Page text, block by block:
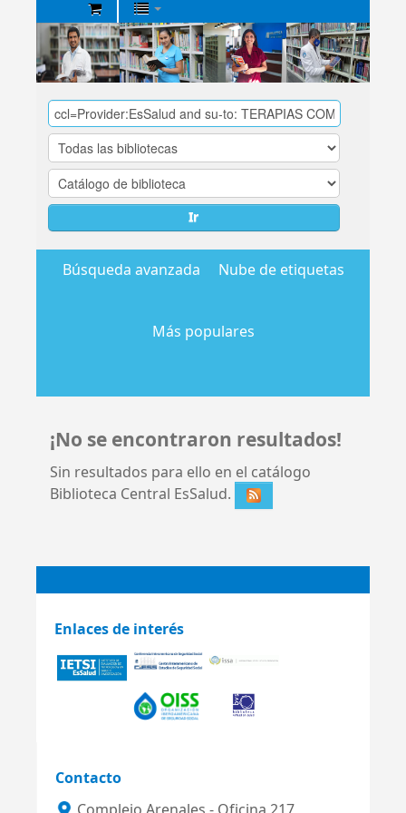
Biblioteca
Central
EsSalud
Ir
Búsqueda avanzada Nube de etiquetas
Más populares
¡No se encontraron resultados!
Sin resultados para ello en el catálogo
Biblioteca Central EsSalud.
Enlaces de interés
Contacto